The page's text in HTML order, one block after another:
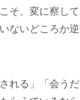
そ、変に察し
ないどころか
れる」「会う